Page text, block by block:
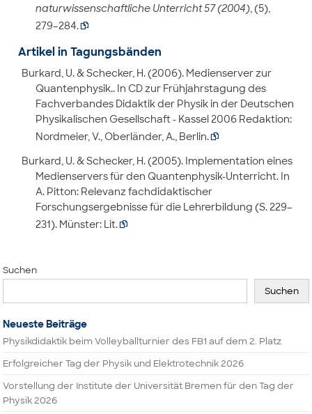
naturwissenschaftliche Unterricht 57 (2004), (5),
279–284.
Artikel in Tagungsbänden
Burkard, U. & Schecker, H. (2006). Medienserver zur
Quantenphysik.. In CD zur Frühjahrstagung des
Fachverbandes Didaktik der Physik in der Deutschen
Physikalischen Gesellschaft - Kassel 2006 Redaktion:
Nordmeier, V., Oberländer, A., Berlin.
Burkard, U. & Schecker, H. (2005). Implementation eines
Medienservers für den Quantenphysik-Unterricht. In
A. Pitton: Relevanz fachdidaktischer
Forschungsergebnisse für die Lehrerbildung (S. 229–
231). Münster: Lit.
Suchen
Suchen
Neueste Beiträge
Physikdidaktik beim Volleyballturnier des FB1 auf dem 2. Platz
Erfolgreicher Tag der Physik und Elektrotechnik 2026
Vorstellung der Institute der Universität Bremen für den Tag der
Physik 2026